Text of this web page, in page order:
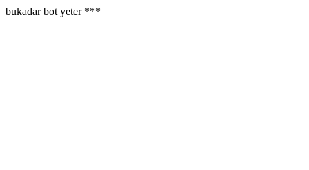
bukadar bot yeter ***